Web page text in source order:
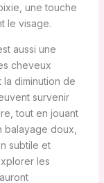
une touche
le visage.
aussi une
cheveux
diminution de
survenir
tout en jouant
balayage doux,
subtile et
les